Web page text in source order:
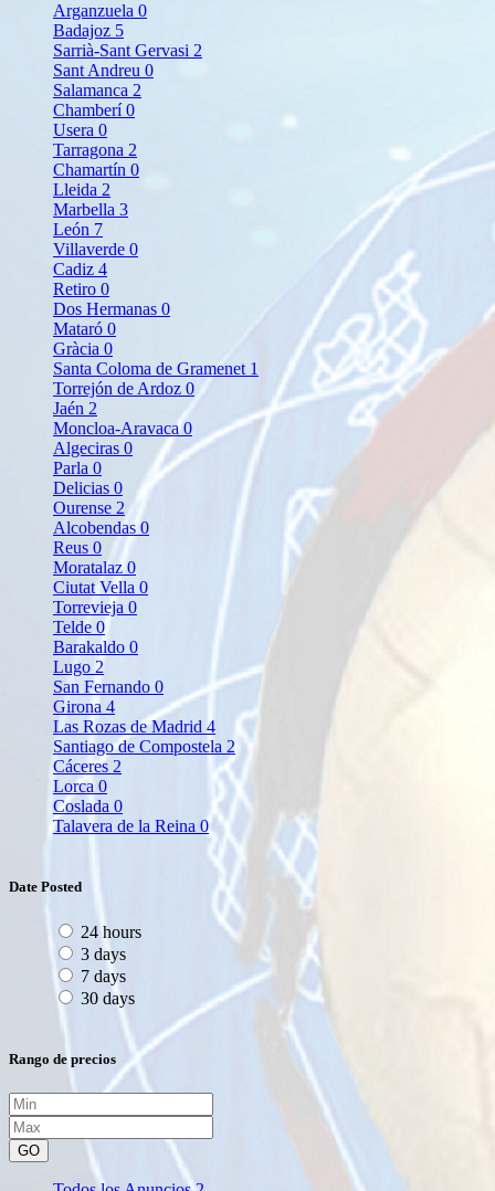
Arganzuela 0
Badajoz 5
Sarrià-Sant Gervasi 2
Sant Andreu 0
Salamanca 2
Chamberí0
Usera 0
Tarragona 2
Chamartín 0
Lleida 2
Marbella 3
León 7
Villaverde 0
Cadiz 4
Retiro 0
Dos Hermanas 0
Mataró 0
Gràcia 0
Santa Coloma de Gramenet 1
Torrejón de Ardoz 0
Jaén 2
Moncloa-Aravaca0
Algeciras 0
Parla 0
Delicias 0
Ourense 2
Alcobendas0
Reus 0
Moratalaz 0
Ciutat Vella 0
Torrevieja 0
Telde 0
Barakaldo 0
Lugo 2
San Fernando 0
Girona 4
Las Rozas de Madrid 4
Santiago de Compostela 2
Cáceres 2
Lorca 0
Coslada 0
Talavera de la Reina 0
Date Posted
24 hours
3 days
7 days
30 days
Rango de precios
GO